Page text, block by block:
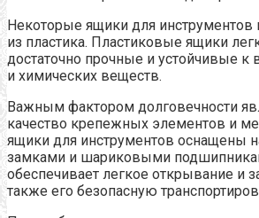
Некоторые ящики для инструментов
из пластика. Пластиковые ящики
достаточно прочные и устойчивые к
и химических веществ.
Важным фактором долговечности
качество крепежных элементов и
ящики для инструментов оснащены
замками и шариковыми
обеспечивает легкое открывание и
также его безопасную